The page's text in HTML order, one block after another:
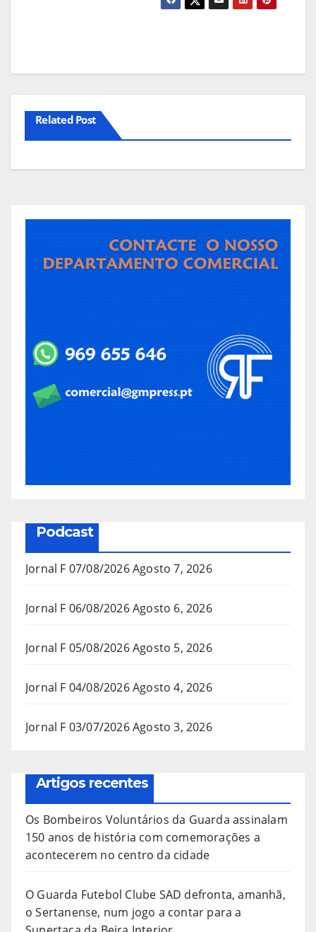
Related Post
Podcast
Jornal F 07/08/2026Agosto 7, 2026
Jornal F 06/08/2026Agosto 6, 2026
Jornal F 05/08/2026Agosto 5, 2026
Jornal F 04/08/2026Agosto 4, 2026
Jornal F 03/07/2026Agosto 3, 2026
Artigos recentes
Os Bombeiros Voluntários da Guarda assinalam
150 anos de história com comemorações a
acontecerem no centro da cidade
O Guarda Futebol Clube SAD defronta, amanhã,
o Sertanense, num jogo a contar para a